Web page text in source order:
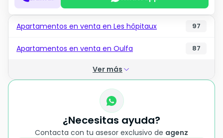
Apartamentos en venta en Les hôpitaux 97
Apartamentos en venta en Oulfa 87
Ver más
¿Necesitas ayuda?
Contacta con tu asesor exclusivo de agenz